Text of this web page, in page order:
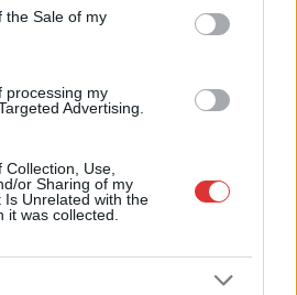
the Sale of my
processing my
Advertising.
Use,
or Sharing of my
Is Unrelated with the
it was collected.
lépcső és
város
látnánk, azt gondolnánk, hogy az
vidéken járunk, de...